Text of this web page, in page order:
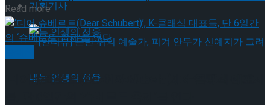
[인터뷰] 은반 위의 예술가, 피겨 안무가 신예지
기획기사
Read moreDetails
‘디어 슈베르트(Dear Schubert)’, K-클래식 대표